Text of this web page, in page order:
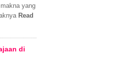
yang
Read
di